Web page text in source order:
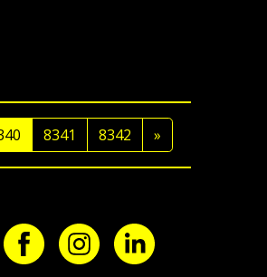
8341 8342 »